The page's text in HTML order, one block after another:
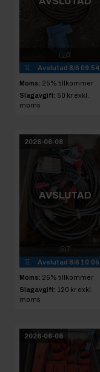
3
Avslutad 8/6 09:54
Moms: 25% tillkommer
Slagavgift: 50 kr exkl.
moms
2026-06-08
AVSLUTAD
7
Avslutad 8/6 10:05
Moms: 25% tillkommer
Slagavgift: 120 kr exkl.
moms
2026-06-08